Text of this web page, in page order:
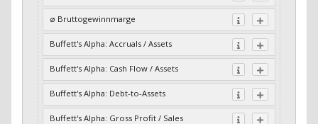
ø Bruttogewinnmarge
Buffett's Alpha: Accruals / Assets
Buffett's Alpha: Cash Flow / Assets
Buffett's Alpha: Debt-to-Assets
Buffett's Alpha: Gross Profit / Sales